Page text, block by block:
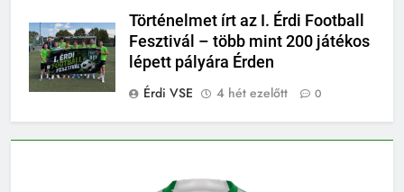
Történelmet írt az I. Érdi Football
Fesztivál – több mint 200 játékos
lépett pályára Érden
Érdi VSE
4 hét ezelőtt 0